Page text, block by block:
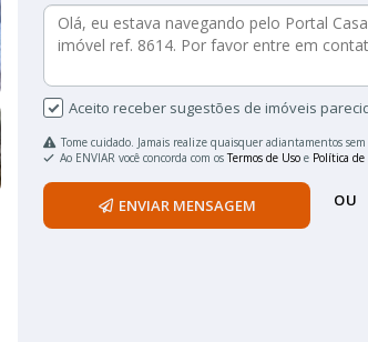
Aceito receber sugestões de imóveis
Tome cuidado. Jamais realize quaisquer adiantamentos
Ao ENVIAR você concorda com osTermos de Uso e Política
ENVIAR MENSAGEM OU